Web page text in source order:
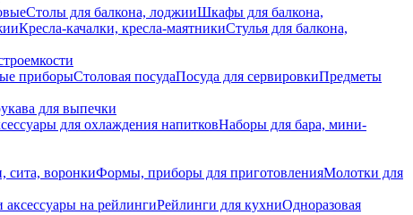
Столы для балкона, лоджииШкафы для балкона,
Кресла-качалки, кресла-маятникиСтулья для балкона,
приборыСтоловая посудаПосуда для сервировкиПредметы
для выпечки
для охлаждения напитковНаборы для бара, мини-
сита, воронкиФормы, приборы для приготовленияМолотки для
на рейлингиРейлинги для кухниОдноразовая